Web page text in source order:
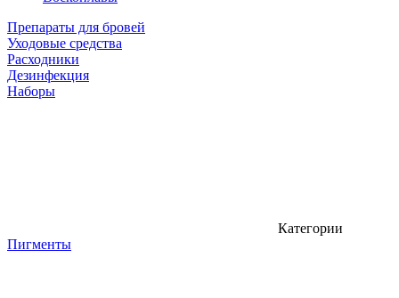
Препараты для бровей
Уходовые средства
Расходники
Дезинфекция
Наборы
Категории
Пигменты